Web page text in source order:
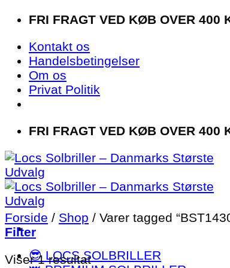
Fortsæt
indhold
FRI FRAGT VED KØB OVER 400
Kontakt os
Handelsbetingelser
Om os
Privat Politik
FRI FRAGT VED KØB OVER 400
😎 LOCS SOLBRILLER
Forside / Shop / Varer tagged
Filter
Viser 1 resultat